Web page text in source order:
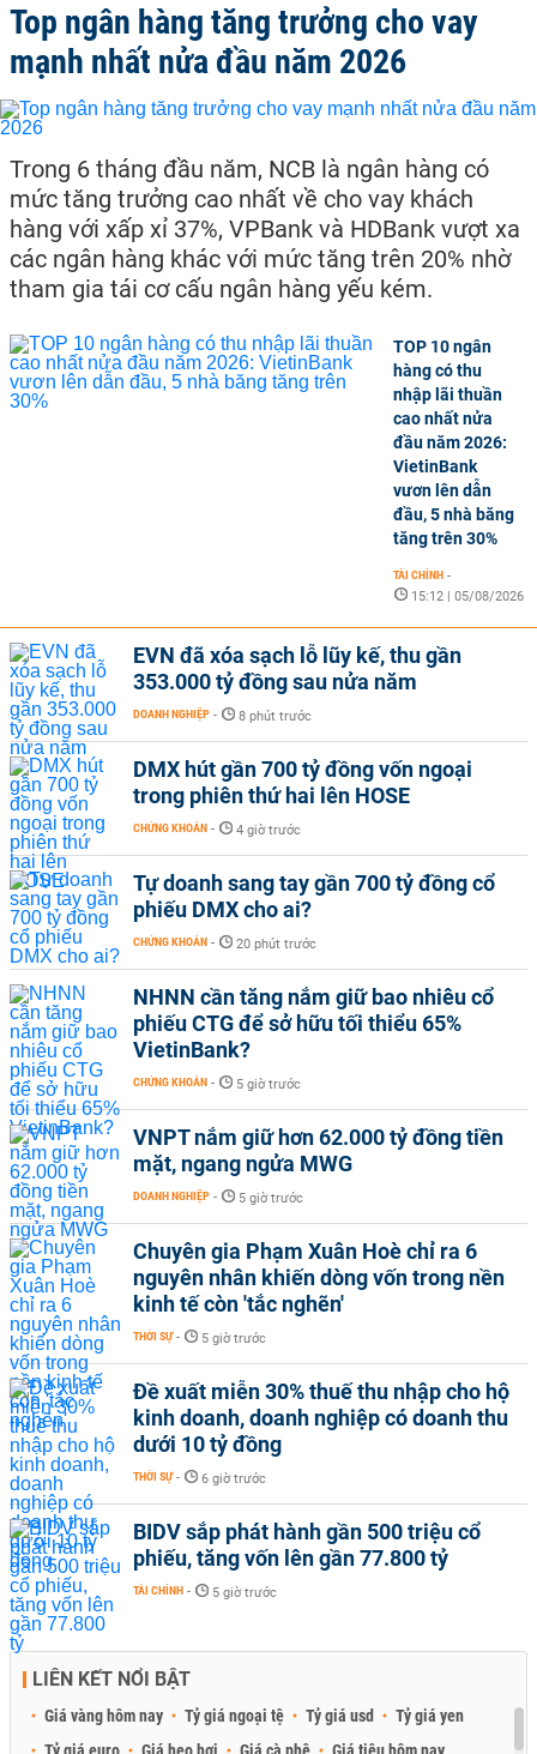
Top ngân hàng tăng trưởng cho vay
mạnh nhất nửa đầu năm 2026
Trong 6 tháng đầu năm, NCB là ngân hàng có
mức tăng trưởng cao nhất về cho vay khách
hàng với xấp xỉ 37%, VPBank và HDBank vượt xa
các ngân hàng khác với mức tăng trên 20% nhờ
tham gia tái cơ cấu ngân hàng yếu kém.
TOP 10 ngân
hàng có thu
nhập lãi thuần
cao nhất nửa
đầu năm 2026:
VietinBank
vươn lên dẫn
đầu, 5 nhà băng
tăng trên 30%
TÀI CHÍNH -
15:12 | 05/08/2026
EVN đã xóa sạch lỗ lũy kế, thu gần
353.000 tỷ đồng sau nửa năm
DOANH NGHIỆP - 8 phút trước
DMX hút gần 700 tỷ đồng vốn ngoại
trong phiên thứ hai lên HOSE
CHỨNG KHOÁN - 4 giờ trước
Tự doanh sang tay gần 700 tỷ đồng cổ
phiếu DMX cho ai?
CHỨNG KHOÁN - 20 phút trước
NHNN cần tăng nắm giữ bao nhiêu cổ
phiếu CTG để sở hữu tối thiểu 65%
VietinBank?
CHỨNG KHOÁN - 5 giờ trước
VNPT nắm giữ hơn 62.000 tỷ đồng tiền
mặt, ngang ngửa MWG
DOANH NGHIỆP - 5 giờ trước
Chuyên gia Phạm Xuân Hoè chỉ ra 6
nguyên nhân khiến dòng vốn trong nền
kinh tế còn 'tắc nghẽn'
THỜI SỰ - 5 giờ trước
Đề xuất miễn 30% thuế thu nhập cho hộ
kinh doanh, doanh nghiệp có doanh thu
dưới 10 tỷ đồng
THỜI SỰ - 6 giờ trước
BIDV sắp phát hành gần 500 triệu cổ
phiếu, tăng vốn lên gần 77.800 tỷ
TÀI CHÍNH - 5 giờ trước
LIÊN KẾT NỔI BẬT
Giá vàng hôm nay Tỷ giá ngoại tệ Tỷ giá usd
Tỷ giá yen
Tỷ giá euro
Giá heo hơi Giá cà phê Giá tiêu hôm nay